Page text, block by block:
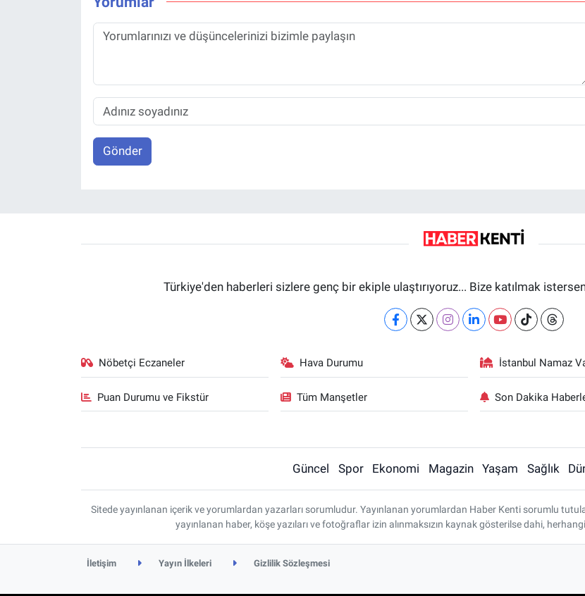
Gönder
Türkiye'den haberleri sizlere genç bir ekiple ulaştırıyoruz... Bize katılmak
Nöbetçi Eczaneler Hava Durumu İstanbul Namaz
Puan Durumu ve Fikstür Tüm Manşetler Son Dakika
Güncel Spor Ekonomi Magazin Yaşam Sağlık
Sitede yayınlanan içerik ve yorumlardan yazarları sorumludur. Yayınlanan yorumlardan Haber Kenti sorumlu
yayınlanan haber, köşe yazıları ve fotoğraflar izin alınmaksızın kaynak gösterilse dahi,
İletişim Yayın İlkeleri Gizlilik Sözleşmesi